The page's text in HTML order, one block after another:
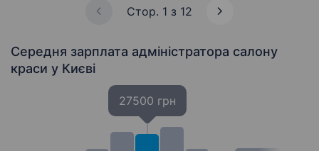
Стор. 1 з 12
Середня зарплата адміністратора салону
краси у Києві
27500 грн